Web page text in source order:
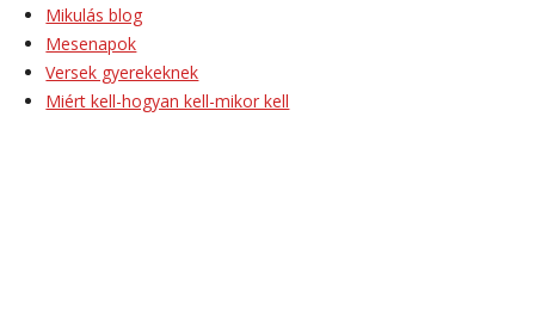
Mikulás blog
Mesenapok
Versek gyerekeknek
Miért kell-hogyan kell-mikor kell